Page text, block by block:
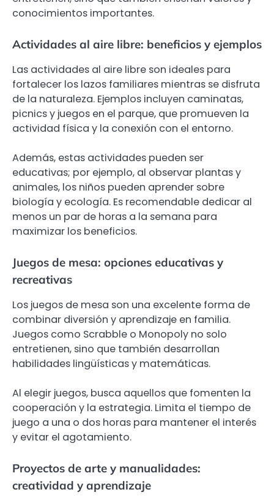
conocimientos importantes.
Actividades al aire libre: beneficios y ejemplos
Las actividades al aire libre son ideales para
fortalecer los lazos familiares mientras se disfruta
de la naturaleza. Ejemplos incluyen caminatas,
picnics y juegos en el parque, que promueven la
actividad física y la conexión con el entorno.
Además, estas actividades pueden ser
educativas; por ejemplo, al observar plantas y
animales, los niños pueden aprender sobre
biología y ecología. Es recomendable dedicar al
menos un par de horas a la semana para
maximizar los beneficios.
Juegos de mesa: opciones educativas y
recreativas
Los juegos de mesa son una excelente forma de
combinar diversión y aprendizaje en familia.
Juegos como Scrabble o Monopoly no solo
entretienen, sino que también desarrollan
habilidades lingüísticas y matemáticas.
Al elegir juegos, busca aquellos que fomenten la
cooperación y la estrategia. Limita el tiempo de
juego a una o dos horas para mantener el interés
y evitar el agotamiento.
Proyectos de arte y manualidades:
creatividad y aprendizaje